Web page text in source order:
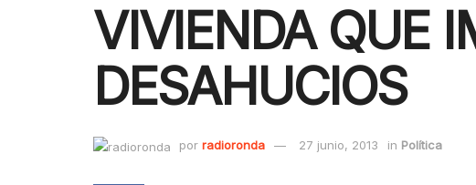
VIVIENDA QUE
DESAHUCIOS
por radioronda 27 junio, 2013 in Política